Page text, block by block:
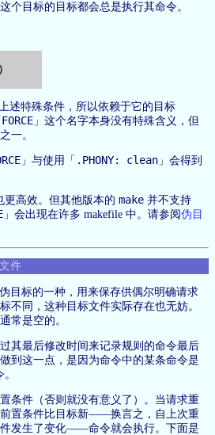
个目标的目标都会总是执行其命令。
述特殊条件，所以依赖于它的目标
FORCE 」这个名字本身没有特殊含义，但
一。
」与使用「 .PHONY: clean 」会得到
更高效。但其他版本的 make 并不支持
」会出现在许多 makefile 中。请参阅伪目
件
目标的一种，用来保存供偶尔明确请求
不同，这种目标文件实际存在也无妨。
常是空的。
其最后修改时间来记录规则的命令最后
到这一点，是因为命令中的某条命令是
条件（否则就没有意义了）。当请求重
置条件比目标新——换言之，自上次重
发生了变化——命令就会执行。下面是